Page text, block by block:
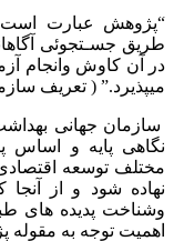
“پژوهش عبارت
طریق جسـتجوئی
در آن کاوش وانجام
میپذیرد.” ( تعریف
سازمان جهانی
نگاهی پایه و اساس
مختلف توسعه
نهاده شود و از
وشناخت پدیده های
اهمیت توجه به مقوله